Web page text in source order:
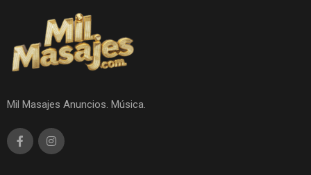
Mil Masajes Anuncios. Música.